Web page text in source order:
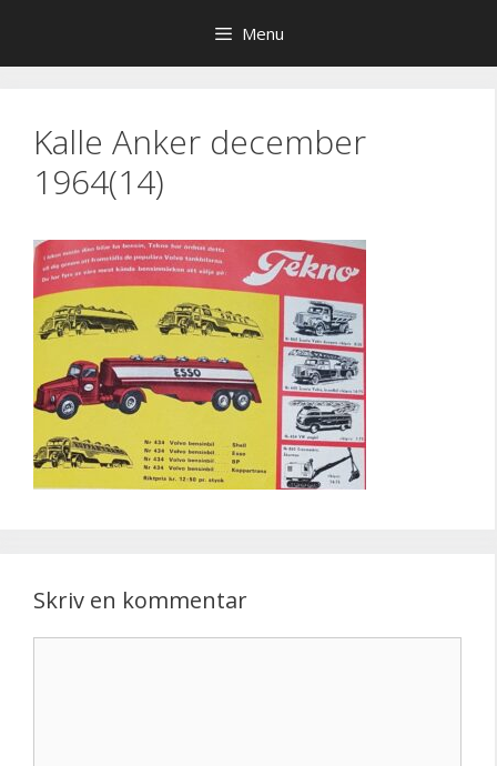
indhold
Menu
Kalle Anker december
1964(14)
Skriv en kommentar